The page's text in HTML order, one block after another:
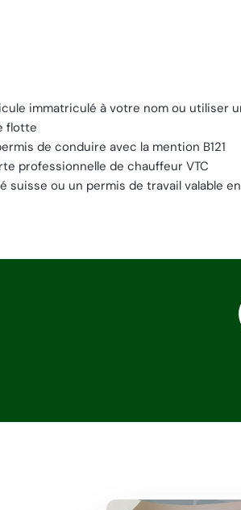
immatriculé à votre nom ou utiliser
flotte
de conduire avec la mention B121
professionnelle de chauffeur VTC
suisse ou un permis de travail valable en